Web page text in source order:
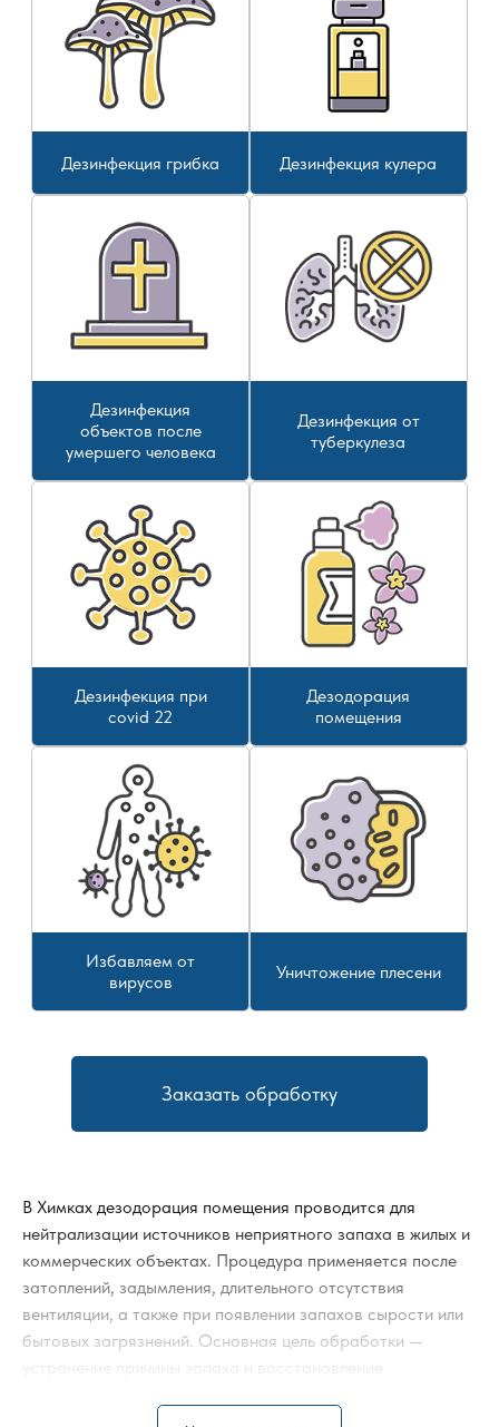
Дезинфекция грибка Дезинфекция кулера
Дезинфекция
объектов после
умершего человека
Дезинфекция от
туберкулеза
Дезинфекция при
covid 22
Дезодорация
помещения
Избавляем от
вирусов
Уничтожение плесени
Заказать обработку
В Химках дезодорация помещения проводится для
нейтрализации источников неприятного запаха в жилых и
коммерческих объектах. Процедура применяется после
затоплений, задымления, длительного отсутствия
вентиляции, а также при появлении запахов сырости или
бытовых загрязнений. Основная цель обработки —